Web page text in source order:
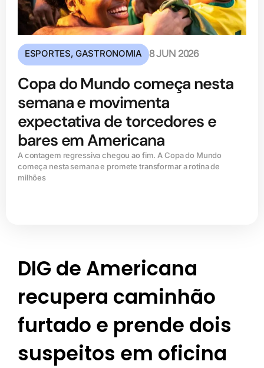
ESPORTES,GASTRONOMIA 8 JUN 2026
Copa do Mundo começa nesta
semana e movimenta
expectativa de torcedores e
bares em Americana
A contagem regressiva chegou ao fim. A Copa do Mundo
começa nesta semana e promete transformar a rotina de
milhões
DIG de Americana
recupera caminhão
furtado e prende dois
suspeitos em oficina